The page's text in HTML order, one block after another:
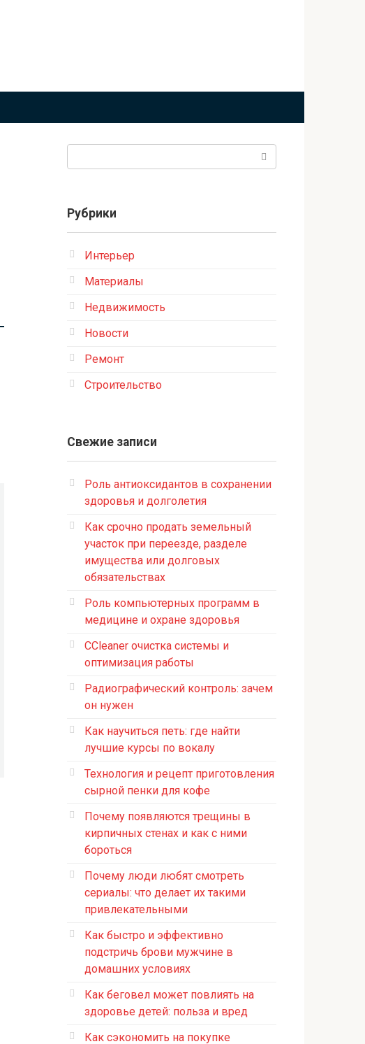
Рубрики
Интерьер
Материалы
Недвижимость
Новости
Ремонт
Строительство
Свежие записи
Роль антиоксидантов в сохранении
здоровья и долголетия
Как срочно продать земельный
участок при переезде, разделе
имущества или долговых
обязательствах
Роль компьютерных программ в
медицине и охране здоровья
CCleaner очистка системы и
оптимизация работы
Радиографический контроль: зачем
он нужен
Как научиться петь: где найти
лучшие курсы по вокалу
Технология и рецепт приготовления
сырной пенки для кофе
Почему появляются трещины в
кирпичных стенах и как с ними
бороться
Почему люди любят смотреть
сериалы: что делает их такими
привлекательными
Как быстро и эффективно
подстричь брови мужчине в
домашних условиях
Как беговел может повлиять на
здоровье детей: польза и вред
Как сэкономить на покупке